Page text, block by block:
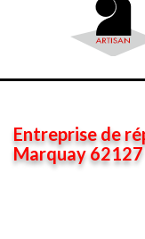
Entreprise de
Marquay 62127